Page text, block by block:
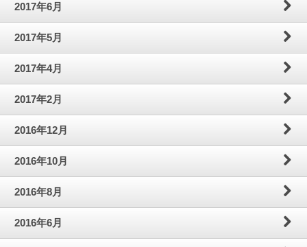
2017年6月
2017年5月
2017年4月
2017年2月
2016年12月
2016年10月
2016年8月
2016年6月